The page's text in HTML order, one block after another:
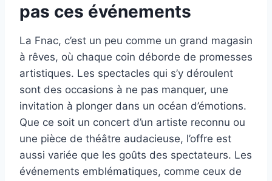
pas ces événements
La Fnac, c’est un peu comme un grand magasin
à rêves, où chaque coin déborde de promesses
artistiques. Les spectacles qui s’y déroulent
sont des occasions à ne pas manquer, une
invitation à plonger dans un océan d’émotions.
Que ce soit un concert d’un artiste reconnu ou
une pièce de théâtre audacieuse, l’offre est
aussi variée que les goûts des spectateurs. Les
événements emblématiques, comme ceux de